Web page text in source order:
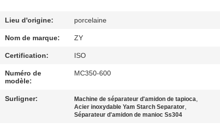
DE
QUALITÉ
CONTACTEZ-
NOUS
NOUVELLES
Lieu d'origine: porcelaine
Nom de marque: ZY
Certification: ISO
Numéro de
modèle:
MC350-600
Surligner: Machine de séparateur d'amidon de tapioca,
Acier inoxydable Yam Starch Separator,
Séparateur d'amidon de manioc Ss304